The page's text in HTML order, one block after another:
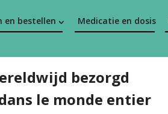
en bestellen Medicatie en dosis
bezorgd
le monde entier